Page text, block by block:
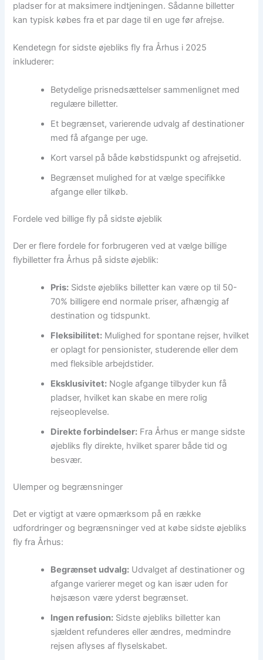
pladser for at maksimere indtjeningen. Sådanne billetter
kan typisk købes fra et par dage til en uge før afrejse.
Kendetegn for sidste øjebliks fly fra Århus i 2025
inkluderer:
Betydelige prisnedsættelser sammenlignet med
regulære billetter.
Et begrænset, varierende udvalg af destinationer
med få afgange per uge.
Kort varsel på både købstidspunkt og afrejsetid.
Begrænset mulighed for at vælge specifikke
afgange eller tilkøb.
Fordele ved billige fly på sidste øjeblik
Der er flere fordele for forbrugeren ved at vælge billige
flybilletter fra Århus på sidste øjeblik:
Pris: Sidste øjebliks billetter kan være op til 50-
70% billigere end normale priser, afhængig af
destination og tidspunkt.
Fleksibilitet: Mulighed for spontane rejser, hvilket
er oplagt for pensionister, studerende eller dem
med fleksible arbejdstider.
Eksklusivitet: Nogle afgange tilbyder kun få
pladser, hvilket kan skabe en mere rolig
rejseoplevelse.
Direkte forbindelser: Fra Århus er mange sidste
øjebliks fly direkte, hvilket sparer både tid og
besvær.
Ulemper og begrænsninger
Det er vigtigt at være opmærksom på en række
udfordringer og begrænsninger ved at købe sidste øjebliks
fly fra Århus:
Begrænset udvalg: Udvalget af destinationer og
afgange varierer meget og kan især uden for
højsæson være yderst begrænset.
Ingen refusion: Sidste øjebliks billetter kan
sjældent refunderes eller ændres, medmindre
rejsen aflyses af flyselskabet.